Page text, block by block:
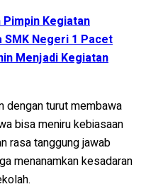
Kegiatan
SMK Negeri 1 Pacet
Menjadi Kegiatan
dengan turut membawa
bisa meniru kebiasaan
rasa tanggung jawab
menanamkan kesadaran